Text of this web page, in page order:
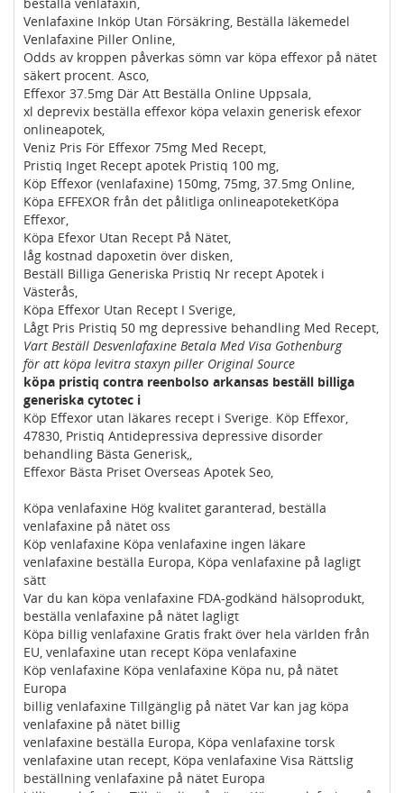
Venlafaxine Inköp Utan Försäkring, Beställa läkemedel
Venlafaxine Piller Online,
Odds av kroppen påverkas sömn var köpa effexor på nätet
säkert procent. Asco,
Effexor 37.5mg Där Att Beställa Online Uppsala,
xl deprevix beställa effexor köpa velaxin generisk efexor
onlineapotek,
Veniz Pris För Effexor 75mg Med Recept,
Pristiq Inget Recept apotek Pristiq 100 mg,
Köp Effexor (venlafaxine) 150mg, 75mg, 37.5mg Online,
Köpa EFFEXOR från det pålitliga onlineapoteketKöpa
Effexor,
Köpa Efexor Utan Recept På Nätet,
låg kostnad dapoxetin över disken,
Beställ Billiga Generiska Pristiq Nr recept Apotek i
Västerås,
Köpa Effexor Utan Recept I Sverige,
Lågt Pris Pristiq 50 mg depressive behandling Med Recept,
Vart Beställ Desvenlafaxine Betala Med Visa Gothenburg
för att köpa levitra staxyn piller Original Source
köpa pristiq contra reenbolso arkansas beställ billiga
generiska cytotec i
Köp Effexor utan läkares recept i Sverige. Köp Effexor,
47830, Pristiq Antidepressiva depressive disorder
behandling Bästa Generisk,,
Effexor Bästa Priset Overseas Apotek Seo,
Köpa venlafaxine Hög kvalitet garanterad, beställa
venlafaxine på nätet oss
Köp venlafaxine Köpa venlafaxine ingen läkare
venlafaxine beställa Europa, Köpa venlafaxine på lagligt
sätt
Var du kan köpa venlafaxine FDA-godkänd hälsoprodukt,
beställa venlafaxine på nätet lagligt
Köpa billig venlafaxine Gratis frakt över hela världen från
EU, venlafaxine utan recept Köpa venlafaxine
Köp venlafaxine Köpa venlafaxine Köpa nu, på nätet
Europa
billig venlafaxine Tillgänglig på nätet Var kan jag köpa
venlafaxine på nätet billig
venlafaxine beställa Europa, Köpa venlafaxine torsk
venlafaxine utan recept, Köpa venlafaxine Visa Rättslig
beställning venlafaxine på nätet Europa